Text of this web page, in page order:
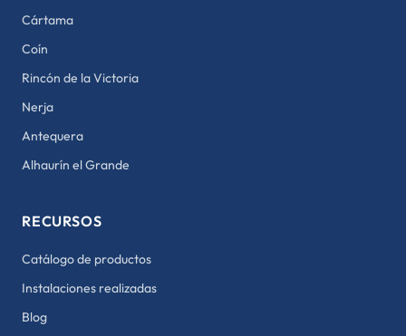
Cártama
Coín
Rincón de la Victoria
Nerja
Antequera
Alhaurín el Grande
RECURSOS
Catálogo de productos
Instalaciones realizadas
Blog